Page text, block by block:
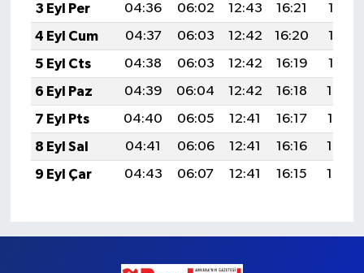
3 Eyl Per
04:36 06:02 12:43 16:21
19:14
4 Eyl Cum
04:37 06:03 12:42 16:20
19:12
5 Eyl Cts
04:38 06:03 12:42 16:19
19:10
6 Eyl Paz
04:39 06:04 12:42 16:18
19:09
7 Eyl Pts
04:40 06:05 12:41 16:17
19:07
8 Eyl Sal
04:41 06:06 12:41 16:16
19:06
9 Eyl Çar
04:43 06:07 12:41 16:15 19:04